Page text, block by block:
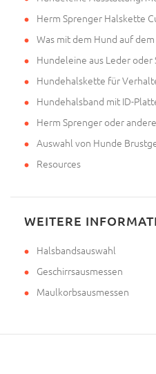
Herm Sprenger Halskette
Was mit dem Hund auf
Hundeleine aus Leder
Hundehalskette für
Hundehalsband mit ID-
Herm Sprenger oder
Auswahl von Hunde
Resources
WEITERE
Halsbandsauswahl
Geschirrsausmessen
Maulkorbsausmessen